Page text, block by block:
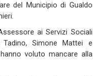
del Municipio di Gualdo
ai Servizi Sociali
Simone Mattei e
voluto mancare alla